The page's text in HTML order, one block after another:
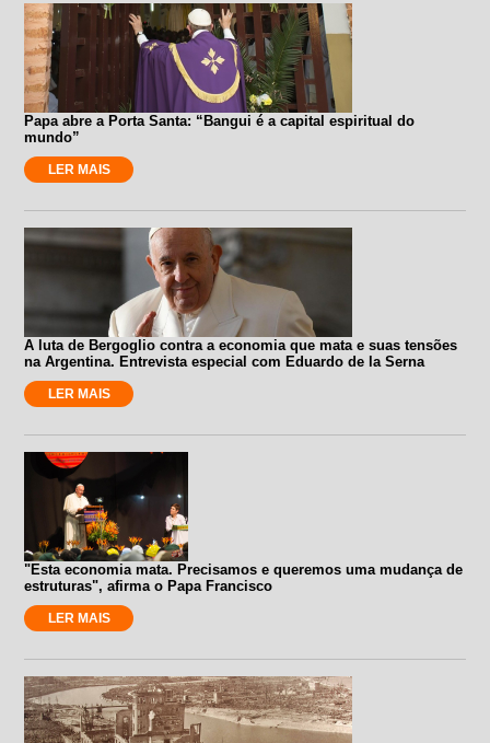
Papa abre a Porta Santa: “Bangui é a capital espiritual do
mundo”
LER MAIS
A luta de Bergoglio contra a economia que mata e suas tensões
na Argentina. Entrevista especial com Eduardo de la Serna
LER MAIS
"Esta economia mata. Precisamos e queremos uma mudança de
estruturas", afirma o Papa Francisco
LER MAIS